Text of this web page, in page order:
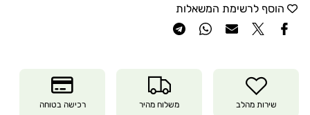
הוסף לרשימת המשאלות
שירות מהלב משלוח מהיר רכישה בטוחה